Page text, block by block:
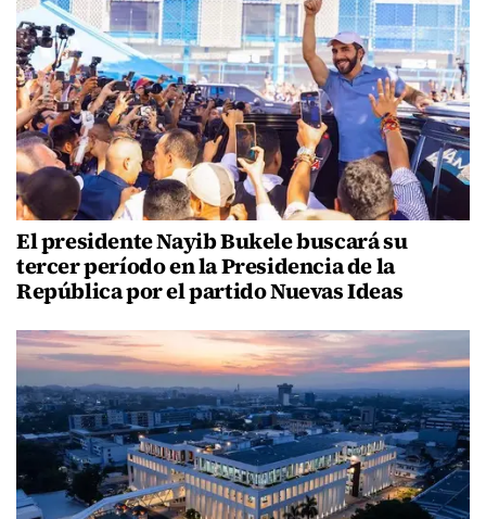
El presidente Nayib Bukele buscará su
tercer período en la Presidencia de la
República por el partido Nuevas Ideas